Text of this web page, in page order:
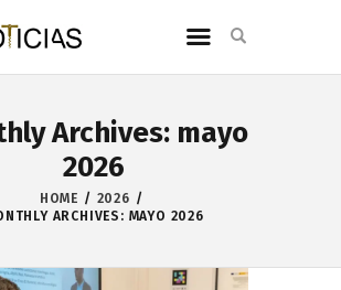
Archives: mayo
2026
HOME
2026
ARCHIVES: MAYO 2026